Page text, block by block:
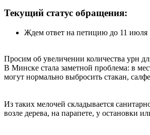
Текущий статус обращения:
Ждем ответ на петицию до 11 июля
Просим об увеличении количества урн
В Минске стала заметной проблема: в
могут нормально выбросить стакан,
Из таких мелочей складывается
возле дерева, на парапете, у остановки